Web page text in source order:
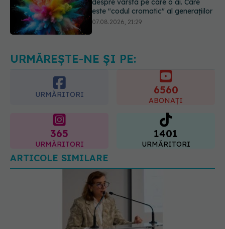
Analiza de sânge AST (SGOT): ce
înseamnă rezultatele și când sunt un
URMĂREȘTE-NE ȘI PE:
URMĂRITORI 6560
ABONAȚI
365
URMĂRITORI
1401
URMĂRITORI
ARTICOLE SIMILARE